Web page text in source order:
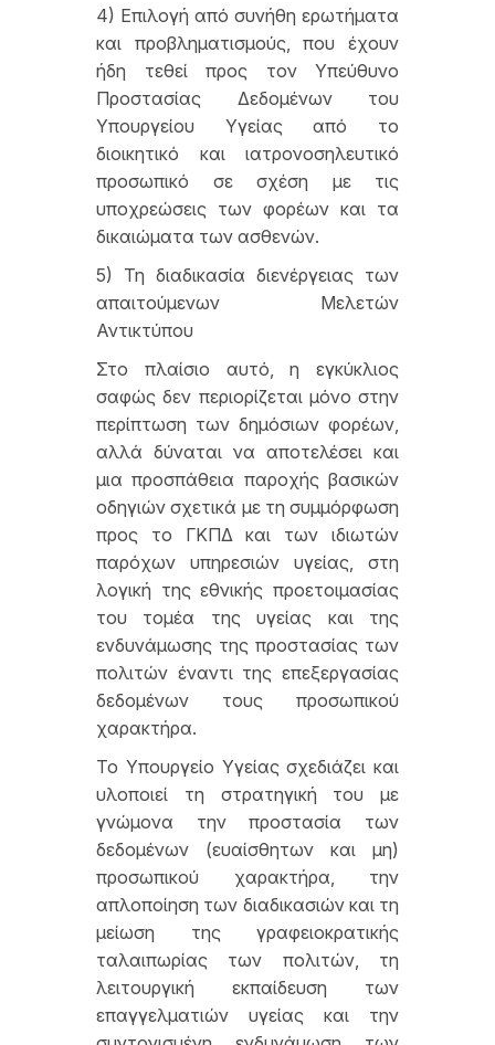
4) Επιλογή από συνήθη ερωτήματα
και προβληματισμούς, που έχουν
ήδη τεθεί προς τον Υπεύθυνο
Προστασίας Δεδομένων του
Υπουργείου Υγείας από το
διοικητικό και ιατρονοσηλευτικό
προσωπικό σε σχέση με τις
υποχρεώσεις των φορέων και τα
δικαιώματα των ασθενών.
5) Τη διαδικασία διενέργειας των
απαιτούμενων Μελετών
Αντικτύπου
Στο πλαίσιο αυτό, η εγκύκλιος
σαφώς δεν περιορίζεται μόνο στην
περίπτωση των δημόσιων φορέων,
αλλά δύναται να αποτελέσει και
μια προσπάθεια παροχής βασικών
οδηγιών σχετικά με τη συμμόρφωση
προς το ΓΚΠΔ και των ιδιωτών
παρόχων υπηρεσιών υγείας, στη
λογική της εθνικής προετοιμασίας
του τομέα της υγείας και της
ενδυνάμωσης της προστασίας των
πολιτών έναντι της επεξεργασίας
δεδομένων τους προσωπικού
χαρακτήρα.
Το Υπουργείο Υγείας σχεδιάζει και
υλοποιεί τη στρατηγική του με
γνώμονα την προστασία των
δεδομένων (ευαίσθητων και μη)
προσωπικού χαρακτήρα, την
απλοποίηση των διαδικασιών και τη
μείωση της γραφειοκρατικής
ταλαιπωρίας των πολιτών, τη
λειτουργική εκπαίδευση των
επαγγελματιών υγείας και την